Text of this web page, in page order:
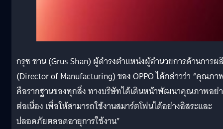
กรุซ ชาน (Grus Shan) ผู้ดำรงตำแหน่งผู้อำนวยการด้านการผ
(Director of Manufacturing) ของ OPPO ได้กล่าวว่า “คุณภา
คือรากฐานของทุกสิ่ง ทางบริษัทได้เดินหน้าพัฒนาคุณภาพอย่
ต่อเนื่อง เพื่อให้สามารถใช้งานสมาร์ตโฟนได้อย่างอิสระและ
ปลอดภัยตลอดอายุการใช้งาน”